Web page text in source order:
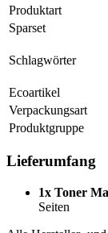
Produktart
Sparset
Schlagwörter
Ecoartikel
Verpackungsart
Produktgruppe
Lieferumfang
1x Toner
Seiten